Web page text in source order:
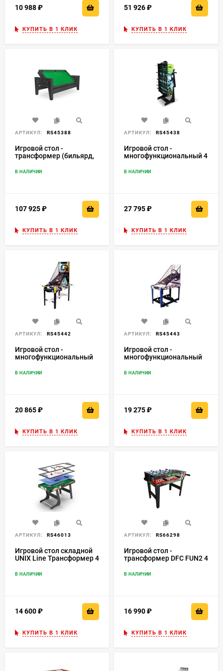
10 988
КУПИТЬ В 1 КЛИК
51 926
КУПИТЬ В 1 КЛИК
АРТИКУЛ: RS45388
Игровой стол -
трансформер (бильярд,
теннис) "Twister"
В НАЛИЧИИ
107 925
КУПИТЬ В 1 КЛИК
АРТИКУЛ: RS45438
Игровой стол -
многофункциональный 4
В НАЛИЧИИ
27 795
КУПИТЬ В 1 КЛИК
АРТИКУЛ: RS45442
Игровой стол -
многофункциональный
В НАЛИЧИИ
20 865
КУПИТЬ В 1 КЛИК
АРТИКУЛ: RS45443
Игровой стол -
многофункциональный
В НАЛИЧИИ
19 275
КУПИТЬ В 1 КЛИК
АРТИКУЛ: RS46013
Игровой стол складной
UNIX Line Трансформер 4
В НАЛИЧИИ
14 600
КУПИТЬ В 1 КЛИК
АРТИКУЛ: RS66298
Игровой стол -
трансформер DFC FUN2 4
В НАЛИЧИИ
16 990
КУПИТЬ В 1 КЛИК